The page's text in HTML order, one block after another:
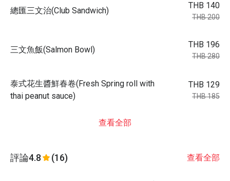
總匯三文治(Club Sandwich)
THB 140
THB 200
三文魚飯(Salmon Bowl)
THB 196
THB 280
泰式花生醬鮮春卷(Fresh Spring roll with
thai peanut sauce)
THB 129
THB 185
查看全部
評論4.8 (16) 查看全部